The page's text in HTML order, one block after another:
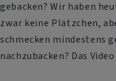
gebacken? Wir haben
zwar keine Plätzchen,
schmecken mindestens
nachzubacken? Das